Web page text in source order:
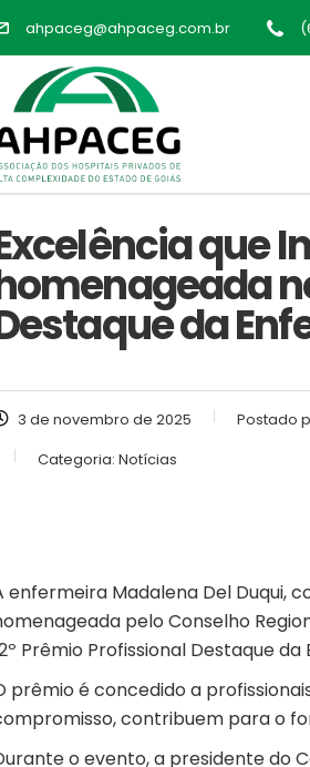
ahpaceg@ahpaceg.com.br
que
da
3 de novembro de 2025 Postado
Categoria: Notícias
enfermeira Madalena Del Duqui,
pelo Conselho
Prêmio Profissional Destaque
prêmio é concedido a
contribuem para o
o evento, a presidente do